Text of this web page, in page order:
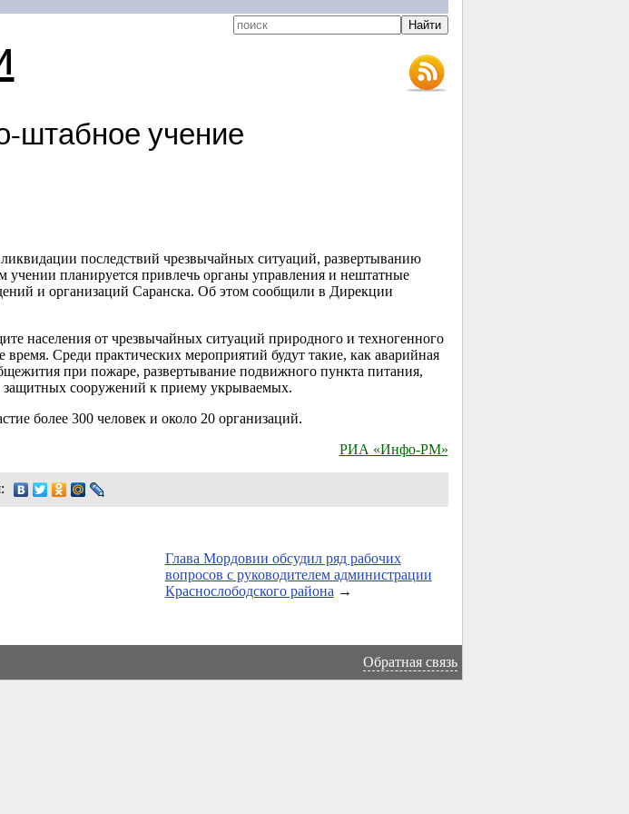
штабное учение
последствий чрезвычайных ситуаций, развертыванию
планируется привлечь органы управления и нештатные
и организаций Саранска. Об этом сообщили в Дирекции
населения от чрезвычайных ситуаций природного и техногенного
Среди практических мероприятий будут такие, как аварийная
при пожаре, развертывание подвижного пункта питания,
защитных сооружений к приему укрываемых.
более 300 человек и около 20 организаций.
РИА «Инфо-РМ»
Глава Мордовии обсудил ряд рабочих
вопросов с руководителем администрации
Краснослободского района →
Обратная связь